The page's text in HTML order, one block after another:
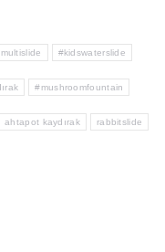
#kidswaterslide
#mushroomfountain
ahtapot kaydırak rabbitslide